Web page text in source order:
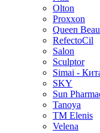
Olton
Proxxon
Queen
RefectoCil
Salon
Sculptor
Simai -
SKY
Sun
Tanoya
TM Elenis
Velena